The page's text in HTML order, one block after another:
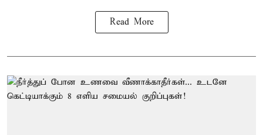
Read More